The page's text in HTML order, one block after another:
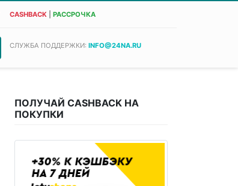
CASHBACK| РАССРОЧКА
СЛУЖБА ПОДДЕРЖКИ: INFO@24NA.RU
ПОЛУЧАЙ CASHBACK НА
ПОКУПКИ